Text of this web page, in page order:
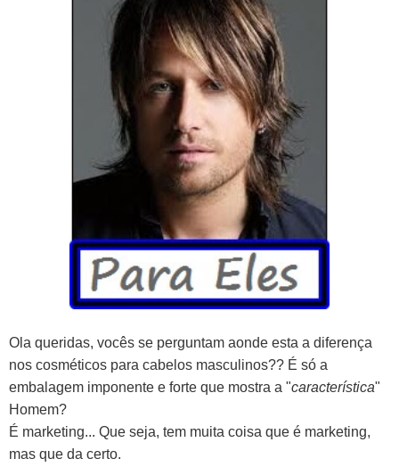
Ola queridas, vocês se perguntam aonde esta a diferença
nos cosméticos para cabelos masculinos?? É só a
embalagem imponente e forte que mostra a "característica"
Homem?
É marketing... Que seja, tem muita coisa que é marketing,
mas que da certo.